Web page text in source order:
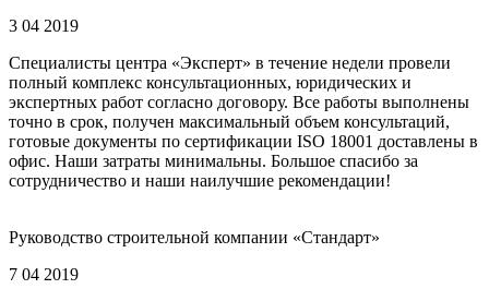
3 04 2019
Специалисты центра «Эксперт» в течение недели провели
полный комплекс консультационных, юридических и
экспертных работ согласно договору. Все работы выполнены
точно в срок, получен максимальный объем консультаций,
готовые документы по сертификации ISO 18001 доставлены в
офис. Наши затраты минимальны. Большое спасибо за
сотрудничество и наши наилучшие рекомендации!
Руководство строительной компании «Стандарт»
7 04 2019